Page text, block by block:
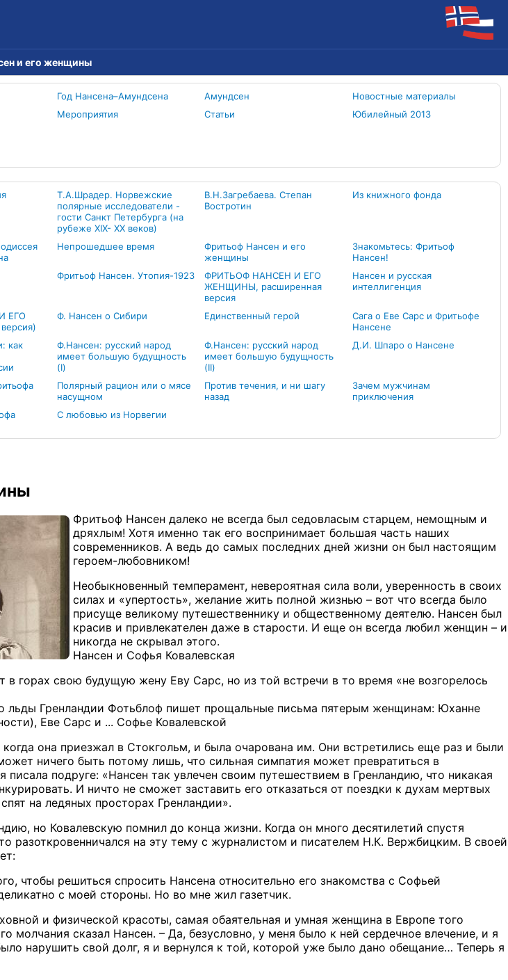
и его женщины
Год Нансена–Амундсена Амундсен
Новостные материалы
Мероприятия Статьи Юбилейный 2013
Т.А.Шрадер. Норвежские
полярные исследователи -
гости Санкт Петербурга (на
рубеже ХIХ- ХХ веков)
В.Н.Загребаева. Степан
Востротин
Из книжного фонда
Непрошедшее время
Фритьоф Нансен и его
женщины
Знакомьтесь: Фритьоф
Нансен!
Фритьоф Нансен. Утопия-1923
ФРИТЬОФ НАНСЕН И ЕГО
ЖЕНЩИНЫ, расширенная
версия
Нансен и русская
интеллигенция
ЕГО
Ф. Нансен о Сибири Единственный герой
Сага о Еве Сарс и Фритьофе
Нансене
как
Ф.Нансен: русский народ
имеет большую будущность
(I)
Ф.Нансен: русский народ
имеет большую будущность
(II)
Д.И. Шпаро о Нансене
Полярный рацион или о мясе
насущном
Против течения, и ни шагу
назад
Зачем мужчинам
приключения
С любовью из Норвегии
Фритьоф Нансен далеко не всегда был седовласым старцем, немощным и
дряхлым! Хотя именно так его воспринимает большая часть наших
современников. А ведь до самых последних дней жизни он был настоящим
героем-любовником!
Необыкновенный темперамент, невероятная сила воли, уверенность в своих
силах и «упертость», желание жить полной жизнью – вот что всегда было
присуще великому путешественнику и общественному деятелю. Нансен был
красив и привлекателен даже в старости. И еще он всегда любил женщин – и
никогда не скрывал этого.
Нансен и Софья Ковалевская
в горах свою будущую жену Еву Сарс, но из той встречи в то время «не возгорелось
льды Гренландии Фотьблоф пишет прощальные письма пятерым женщинам: Юханне
Еве Сарс и ... Софье Ковалевской
она приезжал в Стокгольм, и была очарована им. Они встретились еще раз и были
ничего быть потому лишь, что сильная симпатия может превратиться в
подруге: «Нансен так увлечен своим путешествием в Гренландию, что никакая
И ничто не сможет заставить его отказаться от поездки к духам мертвых
на ледяных просторах Гренландии».
но Ковалевскую помнил до конца жизни. Когда он много десятилетий спустя
разоткровенничался на эту тему с журналистом и писателем Н.К. Вержбицким. В своей
чтобы решиться спросить Нансена относительно его знакомства с Софьей
с моей стороны. Но во мне жил газетчик.
и физической красоты, самая обаятельная и умная женщина в Европе того
молчания сказал Нансен. – Да, безусловно, у меня было к ней сердечное влечение, и я
нарушить свой долг, я и вернулся к той, которой уже было дано обещание… Теперь я